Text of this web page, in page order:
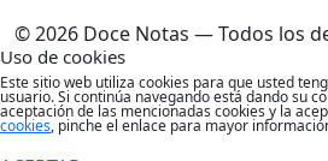
© 2026 Doce Notas — Todos los
Uso de cookies
Este sitio web utiliza cookies para que usted
usuario. Si continúa navegando está dando su
aceptación de las mencionadas cookies y la
cookies, pinche el enlace para mayor